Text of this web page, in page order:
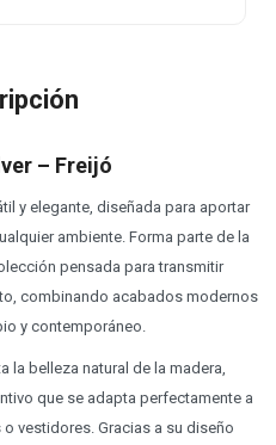
– Freijó
y elegante, diseñada para aportar
ambiente. Forma parte de la
pensada para transmitir
combinando acabados modernos
y contemporáneo.
la belleza natural de la madera,
que se adapta perfectamente a
vestidores. Gracias a su diseño